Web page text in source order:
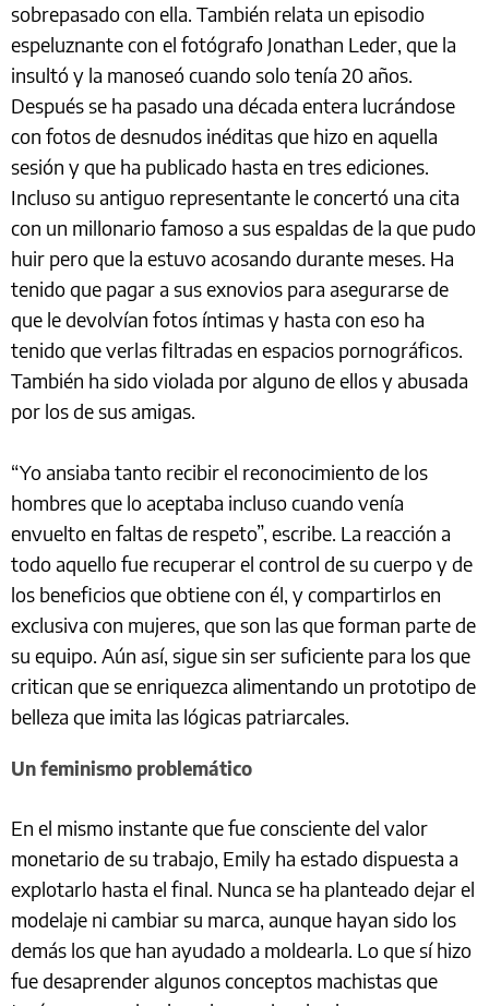
sobrepasado con ella. También relata un episodio
espeluznante con el fotógrafo Jonathan Leder, que la
insultó y la manoseó cuando solo tenía 20 años.
Después se ha pasado una década entera lucrándose
con fotos de desnudos inéditas que hizo en aquella
sesión y que ha publicado hasta en tres ediciones.
Incluso su antiguo representante le concertó una cita
con un millonario famoso a sus espaldas de la que pudo
huir pero que la estuvo acosando durante meses. Ha
tenido que pagar a sus exnovios para asegurarse de
que le devolvían fotos íntimas y hasta con eso ha
tenido que verlas filtradas en espacios pornográficos.
También ha sido violada por alguno de ellos y abusada
por los de sus amigas.
“Yo ansiaba tanto recibir el reconocimiento de los
hombres que lo aceptaba incluso cuando venía
envuelto en faltas de respeto”, escribe. La reacción a
todo aquello fue recuperar el control de su cuerpo y de
los beneficios que obtiene con él, y compartirlos en
exclusiva con mujeres, que son las que forman parte de
su equipo. Aún así, sigue sin ser suficiente para los que
critican que se enriquezca alimentando un prototipo de
belleza que imita las lógicas patriarcales.
Un feminismo problemático
En el mismo instante que fue consciente del valor
monetario de su trabajo, Emily ha estado dispuesta a
explotarlo hasta el final. Nunca se ha planteado dejar el
modelaje ni cambiar su marca, aunque hayan sido los
demás los que han ayudado a moldearla. Lo que sí hizo
fue desaprender algunos conceptos machistas que